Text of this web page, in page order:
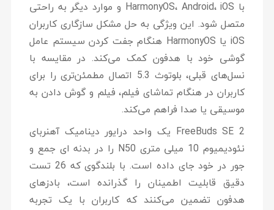
با HarmonyOS، Android، iOS و موارد دیگر به راحتی
متصل شود. این ویژگی به حل مشکل سازگاری کاربران
iOS یا HarmonyOS هنگام جفت کردن سیستم عامل
گوشی خود با هدفون کمک می‌کند. در مقایسه با
نسل‌های قبلی، بلوتوث 5.3 اتصال مطمئن‌تری را برای
کاربران در هنگام تماشای فیلم، فیلم و گوش دادن به
موسیقی یا صدا فراهم می‌کند.
FreeBuds SE 2 یک واحد درایور دینامیک آهنربای
نئودیمیوم 10 میلی متری N50 را در بدنه ای جمع و
جور در خود جای داده است. با بلندگوی که 26 تست
دقیق قابلیت اطمینان را گذرانده است، بادزهای
هدفون تضمین می‌کنند که کاربران با یک تجربه